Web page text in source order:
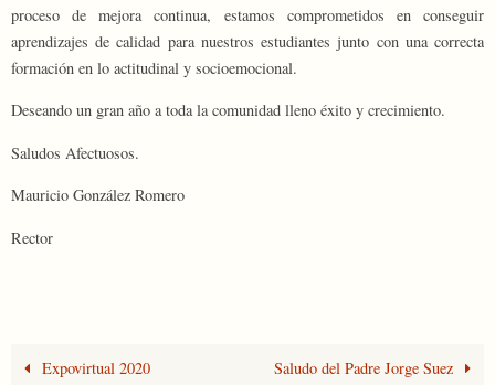
proceso de mejora continua, estamos comprometidos en conseguir
aprendizajes de calidad para nuestros estudiantes junto con una correcta
formación en lo actitudinal y socioemocional.
Deseando un gran año a toda la comunidad lleno éxito y crecimiento.
Saludos Afectuosos.
Mauricio González Romero
Rector
Expovirtual 2020 Saludo del Padre Jorge Suez